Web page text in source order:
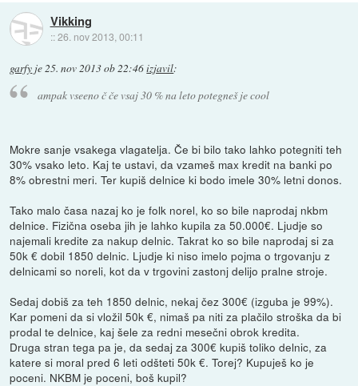
Vikking
::26. nov 2013, 00:11
garfy je25. nov 2013 ob 22:46izjavil:
ampak vseeno č če vsaj 30 % na leto potegneš je cool
Mokre sanje vsakega vlagatelja. Če bi bilo tako lahko potegniti teh
30% vsako leto. Kaj te ustavi, da vzameš max kredit na banki po
8% obrestni meri. Ter kupiš delnice ki bodo imele 30% letni donos.
Tako malo časa nazaj ko je folk norel, ko so bile naprodaj nkbm
delnice. Fizična oseba jih je lahko kupila za 50.000€. Ljudje so
najemali kredite za nakup delnic. Takrat ko so bile naprodaj si za
50k € dobil 1850 delnic. Ljudje ki niso imelo pojma o trgovanju z
delnicami so noreli, kot da v trgovini zastonj delijo pralne stroje.
Sedaj dobiš za teh 1850 delnic, nekaj čez 300€ (izguba je 99%).
Kar pomeni da si vložil 50k €, nimaš pa niti za plačilo stroška da bi
prodal te delnice, kaj šele za redni mesečni obrok kredita.
Druga stran tega pa je, da sedaj za 300€ kupiš toliko delnic, za
katere si moral pred 6 leti odšteti 50k €. Torej? Kupuješ ko je
poceni. NKBM je poceni, boš kupil?